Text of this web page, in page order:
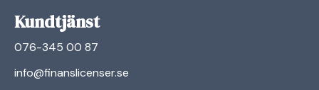
Kundtjänst
076-345 00 87
info@finanslicenser.se